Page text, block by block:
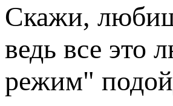
Скажи,
ведь все
режим"